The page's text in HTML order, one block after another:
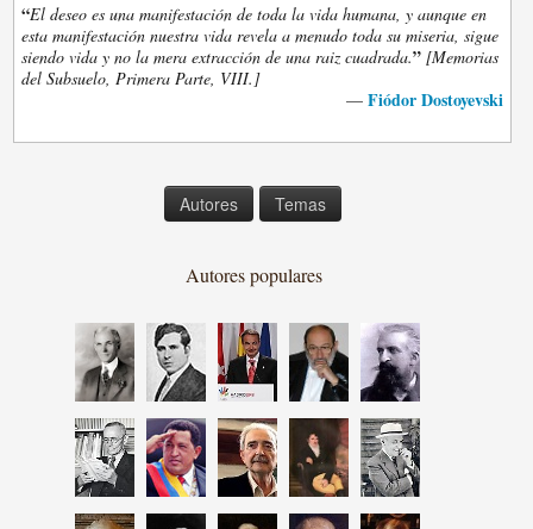
“El deseo es una manifestación de toda la vida humana, y aunque en
esta manifestación nuestra vida revela a menudo toda su miseria, sigue
siendo vida y no la mera extracción de una raiz cuadrada.” [Memorias
del Subsuelo, Primera Parte, VIII.]
— Fiódor Dostoyevski
Autores Temas
Autores populares